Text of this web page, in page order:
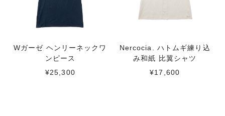
Wガーゼ ヘンリーネックワ
ンピース
¥25,300
Nercocia. ハトムギ練り込
み和紙 比翼シャツ
¥17,600